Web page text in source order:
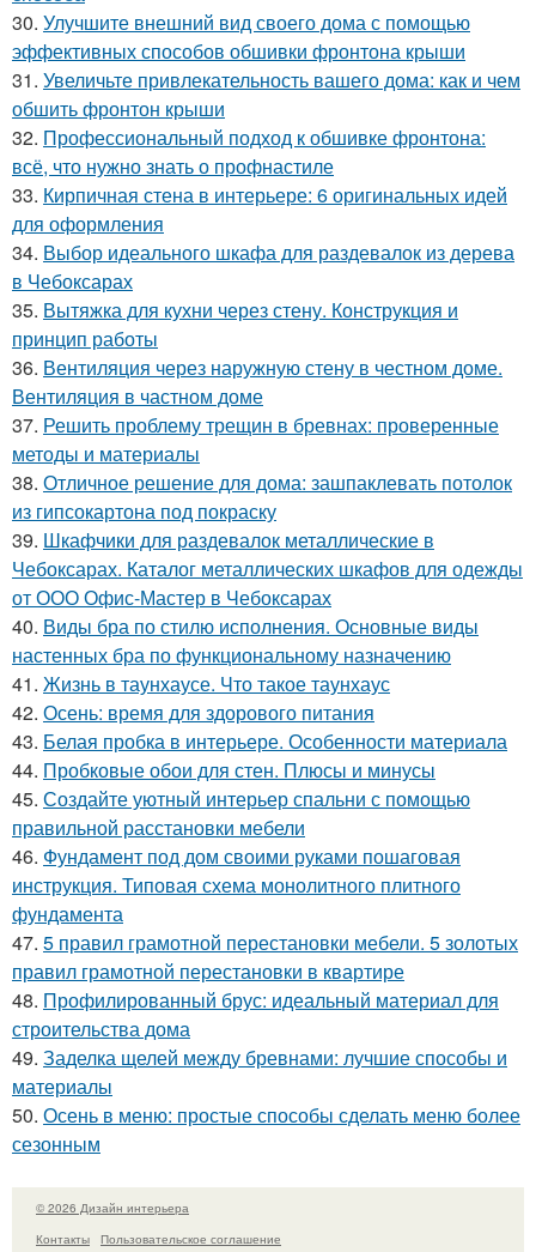
30. Улучшите внешний вид своего дома с помощью
эффективных способов обшивки фронтона крыши
31. Увеличьте привлекательность вашего дома: как и чем
обшить фронтон крыши
32. Профессиональный подход к обшивке фронтона:
всё, что нужно знать о профнастиле
33. Кирпичная стена в интерьере: 6 оригинальных идей
для оформления
34. Выбор идеального шкафа для раздевалок из дерева
в Чебоксарах
35. Вытяжка для кухни через стену. Конструкция и
принцип работы
36. Вентиляция через наружную стену в честном доме.
Вентиляция в частном доме
37. Решить проблему трещин в бревнах: проверенные
методы и материалы
38. Отличное решение для дома: зашпаклевать потолок
из гипсокартона под покраску
39. Шкафчики для раздевалок металлические в
Чебоксарах. Каталог металлических шкафов для одежды
от ООО Офис-Мастер в Чебоксарах
40. Виды бра по стилю исполнения. Основные виды
настенных бра по функциональному назначению
41. Жизнь в таунхаусе. Что такое таунхаус
42. Осень: время для здорового питания
43. Белая пробка в интерьере. Особенности материала
44. Пробковые обои для стен. Плюсы и минусы
45. Создайте уютный интерьер спальни с помощью
правильной расстановки мебели
46. Фундамент под дом своими руками пошаговая
инструкция. Типовая схема монолитного плитного
фундамента
47. 5 правил грамотной перестановки мебели. 5 золотых
правил грамотной перестановки в квартире
48. Профилированный брус: идеальный материал для
строительства дома
49. Заделка щелей между бревнами: лучшие способы и
материалы
50. Осень в меню: простые способы сделать меню более
сезонным
© 2026 Дизайн интерьера
Контакты
Пользовательское соглашение